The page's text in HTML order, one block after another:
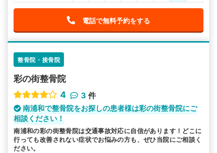
電話で無料予約をする
整骨院・接骨院
彩の街整骨院
4
3 件
南浦和で整骨院をお探しの患者様は彩の街整骨院にご
相談ください！
南浦和の彩の街整骨院は交通事故対応に自信があります！どこに
行っても改善されない症状でお悩みの方も、ぜひ当院にご相談く
ださい。